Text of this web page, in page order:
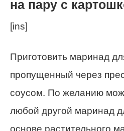
на пару с
[ins]
Приготовить маринад
пропущенный через
соусом. По желанию
любой другой маринад